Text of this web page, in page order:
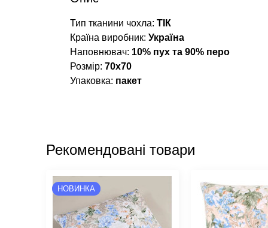
Тип тканини чохла:ТІК
Країна виробник:Україна
Наповнювач: 10% пух та 90% перо
Розмір:70х70
Упаковка: пакет
Рекомендовані товари
НОВИНКА